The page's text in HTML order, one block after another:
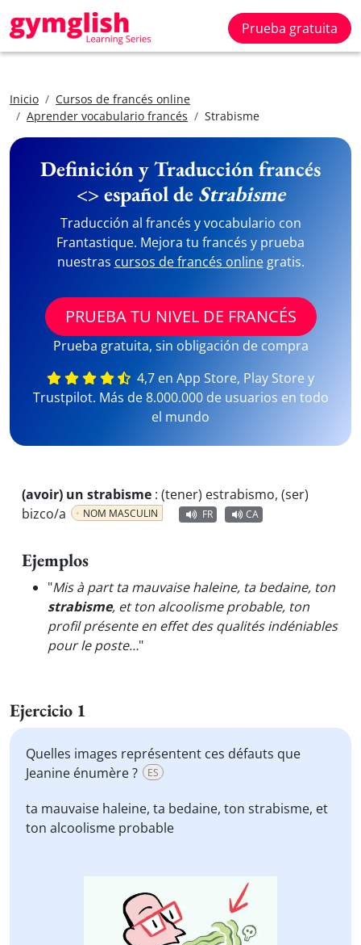
Prueba gratuita
Inicio
Cursos de francés online
Aprender vocabulario francés
Strabisme
Definición y Traducción francés
<> español de Strabisme
Traducción al francés y vocabulario con
Frantastique. Mejora tu francés y prueba
nuestras cursos de francés onlinegratis.
PRUEBA TU NIVEL DE FRANCÉS
Prueba gratuita, sin obligación de compra
4,7 en App Store, Play Store y
Trustpilot. Más de 8.000.000 de usuarios en todo
el mundo
(avoir) un strabisme : (tener) estrabismo, (ser)
bizco/a
NOM MASCULIN FR CA
Ejemplos
"Mis à part ta mauvaise haleine, ta bedaine, ton
strabisme, et ton alcoolisme probable, ton
profil présente en effet des qualités indéniables
pour le poste…"
Ejercicio 1
Quelles images représentent ces défauts que
Jeanine énumère ?
ES
ta mauvaise haleine, ta bedaine, ton strabisme, et
ton alcoolisme probable